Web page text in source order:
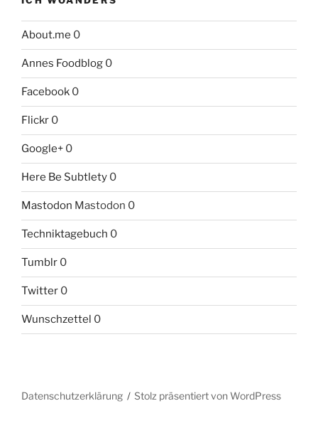
About.me 0
Annes Foodblog 0
Facebook 0
Flickr 0
Google+ 0
Here Be Subtlety 0
Mastodon Mastodon 0
Techniktagebuch 0
Tumblr 0
Twitter 0
Wunschzettel 0
Datenschutzerklärung Stolz präsentiert von WordPress